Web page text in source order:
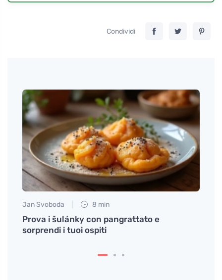
Condividi
Jan Svoboda 8 min
Prova i šulánky con pangrattato e
sorprendi i tuoi ospiti